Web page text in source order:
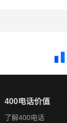
400电话价值
了解400电话